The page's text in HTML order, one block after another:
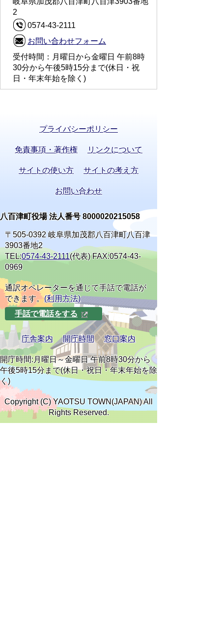
2
0574-43-2111
お問い合わせフォーム
受付時間：月曜日から金曜日 午前8時
30分から午後5時15分まで(休日・祝
日・年末年始を除く)
プライバシーポリシー
免責事項・著作権 リンクについて
サイトの使い方 サイトの考え方
お問い合わせ
八百津町役場 法人番号 8000020215058
〒505-0392 岐阜県加茂郡八百津町八百津
3903番地2
TEL:0574-43-2111(代表) FAX:0574-43-
0969
通訳オペレーターを通じて手話で電話が
できます。(利用方法)
手話で電話をする
庁舎案内 開庁時間 窓口案内
開庁時間:月曜日～金曜日 午前8時30分から
午後5時15分まで(休日・祝日・年末年始を除
く)
Copyright (C) YAOTSU TOWN(JAPAN) All
Rights Reserved.